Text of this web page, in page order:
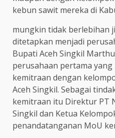
kebun sawit mereka di
mungkin tidak berlebihan
ditetapkan menjadi
Bupati Aceh Singkil
perusahaan pertama
kemitraan dengan
Aceh Singkil. Sebagai
kemitraan itu Direktur PT
Singkil dan Ketua
penandatanganan MoU